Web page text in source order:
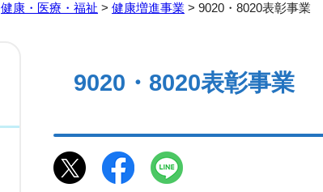
健康・医療・福祉 > 健康増進事業 > 9020・8020表彰事業
9020・8020表彰事業